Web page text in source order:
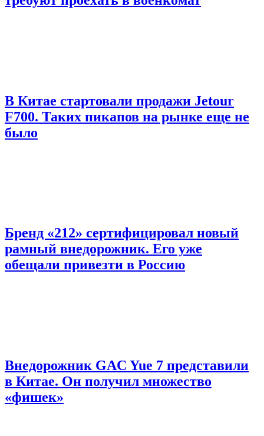
В Китае стартовали продажи Jetour
F700. Таких пикапов на рынке еще не
было
Бренд «212» сертифицировал новый
рамный внедорожник. Его уже
обещали привезти в Россию
Внедорожник GAC Yue 7 представили
в Китае. Он получил множество
«фишек»